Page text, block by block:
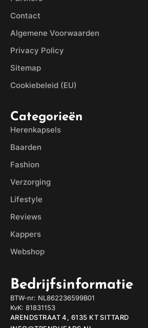
Contact
Algemene Voorwaarden
Privacy Policy
Sitemap
Cookiebeleid (EU)
Categorieën
Herenkapsels
Baarden
Fashion
Verzorging
Lifestyle
Reviews
Kappers
Webshop
Bedrijfsinformatie
BTW-nr: NL862236599B01
KvK: 81831153
ARENDSTRAAT 4, 6135 KT SITTARD